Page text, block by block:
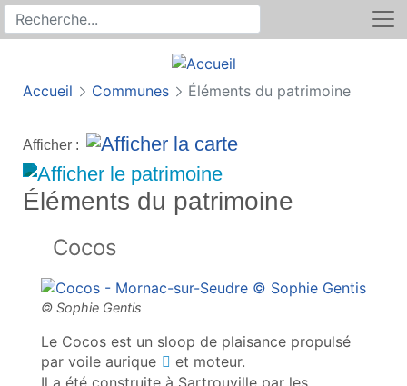
Recherche sur le site
Rechercher
Accueil Communes Éléments du patrimoine
Afficher :
Éléments du patrimoine
Cocos
Le Cocos est un sloop de plaisance propulsé
par voile aurique
et moteur.
Il a été construite à Sartrouville par les